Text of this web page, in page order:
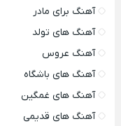
آهنگ برای مادر
آهنگ های تولد
آهنگ عروس
آهنگ های باشگاه
آهنگ های غمگین
آهنگ های قدیمی